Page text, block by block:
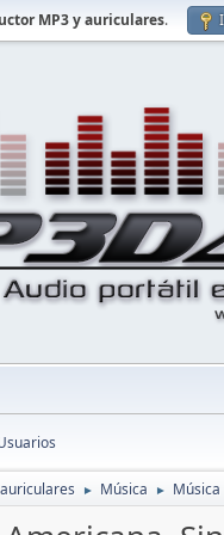
MP3 y auriculares.
► Música ► Música